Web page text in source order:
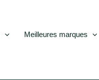
Meilleures marques